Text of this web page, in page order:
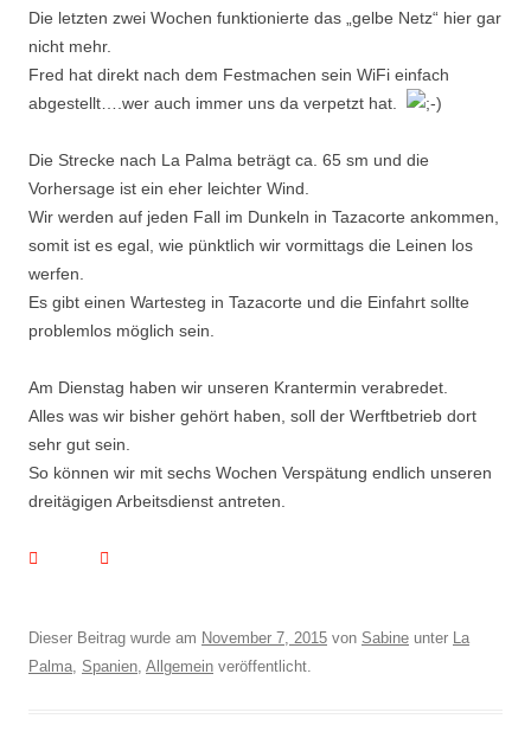
Die letzten zwei Wochen funktionierte das „gelbe Netz“ hier gar
nicht mehr.
Fred hat direkt nach dem Festmachen sein WiFi einfach
abgestellt….wer auch immer uns da verpetzt hat.
Die Strecke nach La Palma beträgt ca. 65 sm und die
Vorhersage ist ein eher leichter Wind.
Wir werden auf jeden Fall im Dunkeln in Tazacorte ankommen,
somit ist es egal, wie pünktlich wir vormittags die Leinen los
werfen.
Es gibt einen Wartesteg in Tazacorte und die Einfahrt sollte
problemlos möglich sein.
Am Dienstag haben wir unseren Krantermin verabredet.
Alles was wir bisher gehört haben, soll der Werftbetrieb dort
sehr gut sein.
So können wir mit sechs Wochen Verspätung endlich unseren
dreitägigen Arbeitsdienst antreten.
Dieser Beitrag wurde am November 7, 2015 von Sabine unter La
Palma, Spanien, Allgemein veröffentlicht.